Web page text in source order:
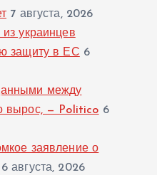
7 августа, 2026
украинцев
защиту в ЕС 6
между
вырос, — Politico 6
заявление о
6 августа, 2026